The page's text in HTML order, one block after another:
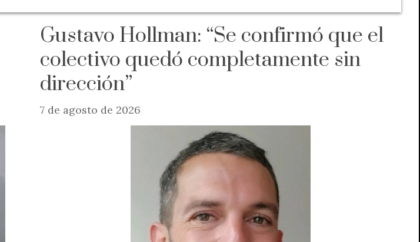
Gustavo Hollman: “Se confirmó que el
colectivo quedó completamente sin
dirección”
7 de agosto de 2026